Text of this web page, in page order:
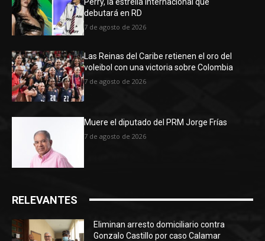
debutará en RD
7 de agosto de 2026
Las Reinas del Caribe retienen el oro del
voleibol con una victoria sobre Colombia
7 de agosto de 2026
Muere el diputado del PRM Jorge Frías
7 de agosto de 2026
RELEVANTES
Eliminan arresto domiciliario contra
Gonzalo Castillo por caso Calamar